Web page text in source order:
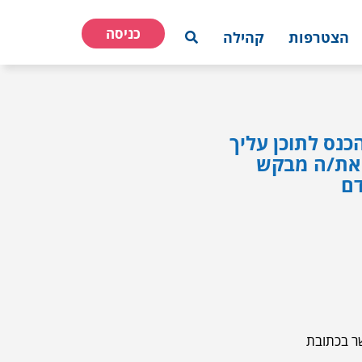
הצטרפות קהילה כניסה
לתוכן עליך
ואת/ה מבקש
בכתובת